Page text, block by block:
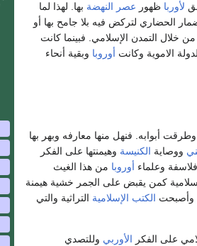
لأوربا ظهور عصر النهضة بها. لهذا لما
الحضاري لتركض فيه بلا جامح بها أو
خلال التمدن الإسلامي. فبينما كانت
الاموية وكانت أوروبا وبقية أنحاء
أبوابه. فنهل منها معارفه وبهر بها
ووصاية الكنيسة وهيمنتها على الفكر
وعلماء أوروبا من هذا الغيث
كمن يقبض على الجمر خشية هيمنة
وأصبحت الكتب الإسلامية التراثية والتي
على الفكر الأوربي وللتصدي